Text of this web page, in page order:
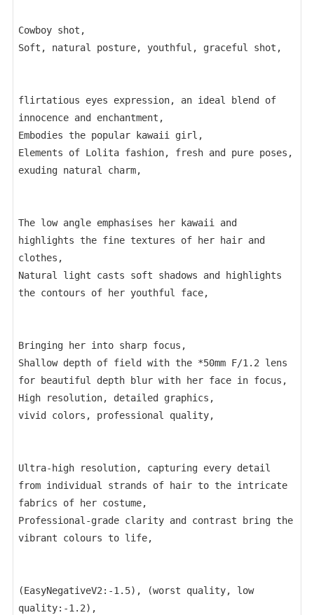
Cowboy shot,
Soft, natural posture, youthful, graceful shot,
flirtatious eyes expression, an ideal blend of
innocence and enchantment,
Embodies the popular kawaii girl,
Elements of Lolita fashion, fresh and pure poses,
exuding natural charm,
The low angle emphasises her kawaii and
highlights the fine textures of her hair and
clothes,
Natural light casts soft shadows and highlights
the contours of her youthful face,
Bringing her into sharp focus,
Shallow depth of field with the *50mm F/1.2 lens
for beautiful depth blur with her face in focus,
High resolution, detailed graphics,
vivid colors, professional quality,
Ultra-high resolution, capturing every detail
from individual strands of hair to the intricate
fabrics of her costume,
Professional-grade clarity and contrast bring the
vibrant colours to life,
(EasyNegativeV2:-1.5), (worst quality, low
quality:-1.2),